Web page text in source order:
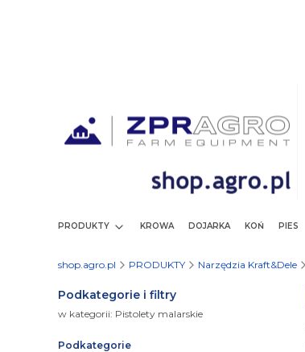
PRODUKTY KROWA DOJARKA KOŃ PIES
shop.agro.pl PRODUKTY Narzędzia Kraft&Dele
Podkategorie i filtry
w kategorii: Pistolety malarskie
Podkategorie